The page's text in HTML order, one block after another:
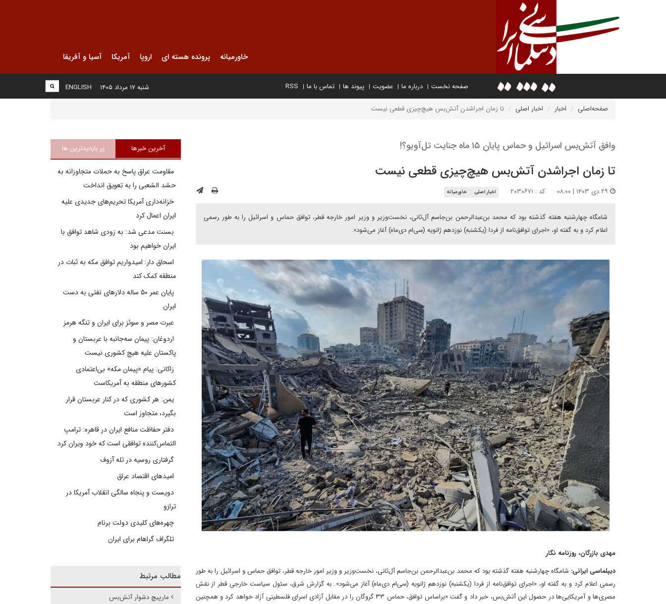
خاورمیانه پرونده هسته ای اروپا آمریکا آسیا و آفریقا
صفحه نخست درباره ما عضویت پیوند ها تماس با ما RSS
ENGLISH شنبه ۱۷ مرداد ۱۴۰۵
صفحه‌اصلی اخبار اخبار اصلی تا زمان اجراشدن آتش‌بس هیچ‌چیزی قطعی نیست
وافق آتش‌بس اسرائیل و حماس پایان ۱۵ ماه جنایت تل‌آویو؟!
تا زمان اجراشدن آتش‌بس هیچ‌چیزی قطعی نیست
کد : ۲۰۳۰۶۷۱ اخبار اصلی خاورمیانه
شامگاه چهارشنبه هفته گذشته بود که محمد بن‌عبدالرحمن بن‌جاسم آل‌ثانی، نخست‌وزیر و وزیر امور خارجه قطر، توافق حماس و اسرائیل را به طور رسمی
اعلام کرد و به گفته او، «اجرای توافق‌نامه از فردا (یکشنبه) نوزدهم ژانویه (سی‌ام دی‌ماه) آغاز می‌شود».
مهدی بازرگان، روزنامه نگار
دیپلماسی ایرانی: شامگاه چهارشنبه هفته گذشته بود که محمد بن‌عبدالرحمن بن‌جاسم آل‌ثانی، نخست‌وزیر و وزیر امور خارجه قطر، توافق حماس و اسرائیل را به طور
رسمی اعلام کرد و به گفته او، «اجرای توافق‌نامه از فردا (یکشنبه) نوزدهم ژانویه (سی‌ام دی‌ماه) آغاز می‌شود». به گزارش شرق، سئول سیاست خارجی قطر از نقش
مصری‌ها و آمریکایی‌ها در حصول این آتش‌بس، خبر داد و گفت «براساس توافق، حماس ۳۳ گروگان را در مقابل آزادی اسرای فلسطینی آزاد خواهد کرد و همچنین
آخرین خبرها پر بازدیدترین ها
مقاومت عراق پاسخ به حملات متجاوزانه به
حشد الشعبی را به تعویق انداخت
خزانه‌داری آمریکا تحریم‌های جدیدی علیه
ایران اعمال کرد
بسنت مدعی شد: به زودی شاهد توافق با
ایران خواهیم بود
اسحاق دار: امیدواریم توافق مکه به ثبات در
منطقه کمک کند
پایان عمر ۵۰ ساله دلارهای نفتی به دست
ایران
عبرت مصر و سوئز برای ایران و تنگه هرمز
اردوغان: پیمان سه‌جانبه با عربستان و
پاکستان علیه هیچ کشوری نیست
زاکانی: پیام «پیمان مکه» بی‌اعتمادی
کشورهای منطقه به آمریکاست
یمن: هر کشوری که در کنار عربستان قرار
بگیرد، متجاوز است
دفتر حفاظت منافع ایران در قاهره: ترامپ
التماس‌کننده توافقی است که خود ویران کرد
گرفتاری روسیه در تله آزوف
امیدهای اقتصاد عراق
دویست و پنجاه سالگی انقلاب آمریکا در
ترازو
چهره‌های کلیدی دولت برنام
تلگراف گراهام برای ایران
مطالب مرتبط
مارپیچ دشوار آتش‌بس